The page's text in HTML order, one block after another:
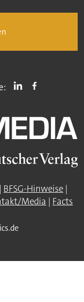
| BFSG-Hinweise |
Media | Facts